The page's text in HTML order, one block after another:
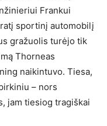
Frankui
sportinį automobilį
gražuolis turėjo tik
Thorneas
naikintuvo. Tiesa,
– nors
jam tiesiog tragiškai